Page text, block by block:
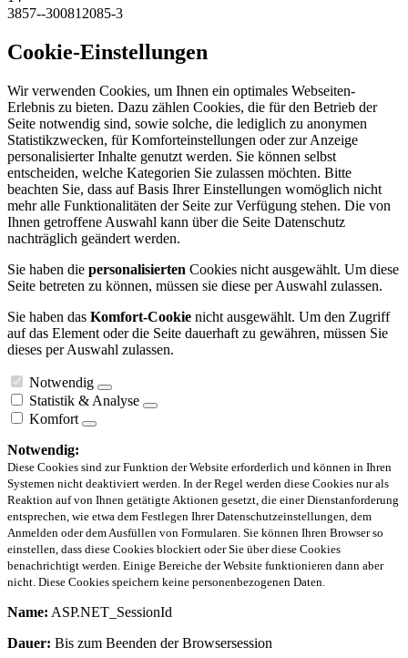
3857--300812085-3
Cookie-Einstellungen
Wir verwenden Cookies, um Ihnen ein optimales Webseiten-
Erlebnis zu bieten. Dazu zählen Cookies, die für den Betrieb der
Seite notwendig sind, sowie solche, die lediglich zu anonymen
Statistikzwecken, für Komforteinstellungen oder zur Anzeige
personalisierter Inhalte genutzt werden. Sie können selbst
entscheiden, welche Kategorien Sie zulassen möchten. Bitte
beachten Sie, dass auf Basis Ihrer Einstellungen womöglich nicht
mehr alle Funktionalitäten der Seite zur Verfügung stehen. Die von
Ihnen getroffene Auswahl kann über die Seite Datenschutz
nachträglich geändert werden.
Sie haben die personalisierten Cookies nicht ausgewählt. Um diese
Seite betreten zu können, müssen sie diese per Auswahl zulassen.
Sie haben das Komfort-Cookie nicht ausgewählt. Um den Zugriff
auf das Element oder die Seite dauerhaft zu gewähren, müssen Sie
dieses per Auswahl zulassen.
Notwendig
Statistik & Analyse
Komfort
Notwendig:
Diese Cookies sind zur Funktion der Website erforderlich und können in Ihren
Systemen nicht deaktiviert werden. In der Regel werden diese Cookies nur als
Reaktion auf von Ihnen getätigte Aktionen gesetzt, die einer Dienstanforderung
entsprechen, wie etwa dem Festlegen Ihrer Datenschutzeinstellungen, dem
Anmelden oder dem Ausfüllen von Formularen. Sie können Ihren Browser so
einstellen, dass diese Cookies blockiert oder Sie über diese Cookies
benachrichtigt werden. Einige Bereiche der Website funktionieren dann aber
nicht. Diese Cookies speichern keine personenbezogenen Daten.
Name: ASP.NET_SessionId
Dauer: Bis zum Beenden der Browsersession